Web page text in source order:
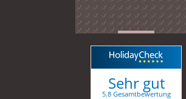
Sehr gut
5.8 Gesamtbewertung